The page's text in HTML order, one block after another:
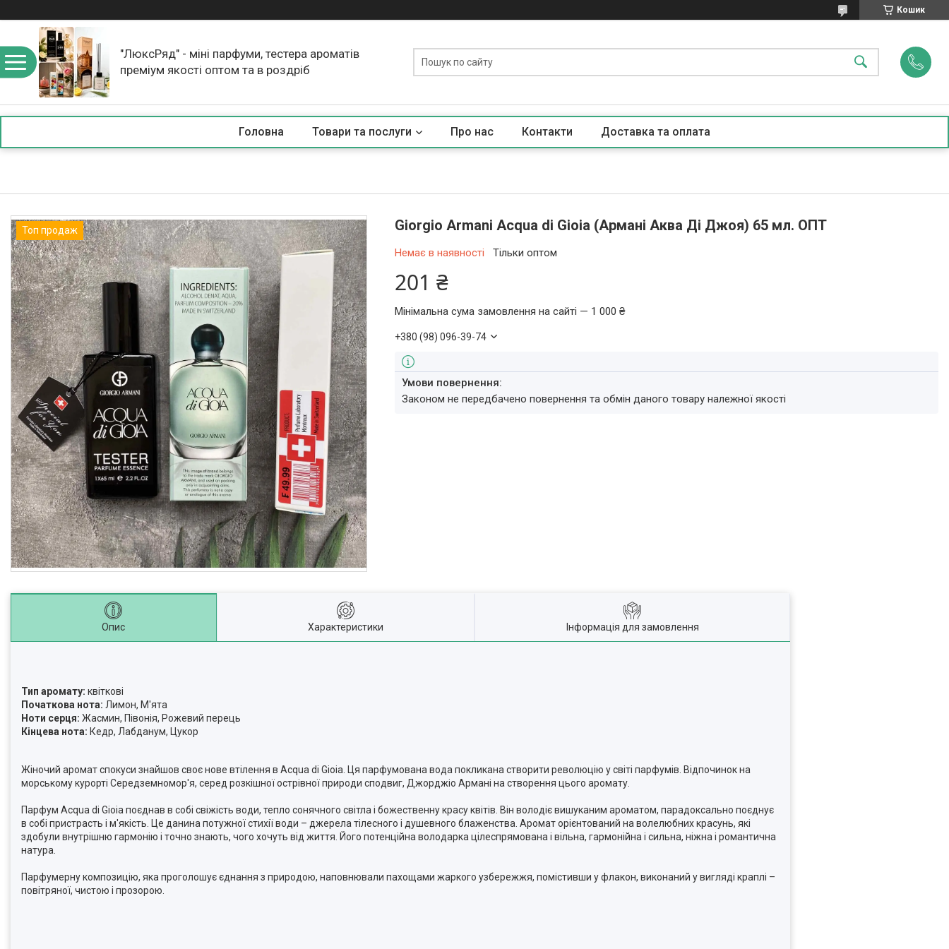
Кошик
"ЛюксРяд" - міні парфуми, тестера ароматів
преміум якості оптом та в роздріб
Головна Товари та послуги Про нас Контакти Доставка та оплата
Топ продаж Giorgio Armani Acqua di Gioia (Армані Аква Ді Джоя) 65 мл. ОПТ
Немає в наявності Тільки оптом
201 ₴
Мінімальна сума замовлення на сайті — 1 000 ₴
+380 (98) 096-39-74
Законом не передбачено повернення та обмін даного товару належної якості
Опис Характеристики Інформація для замовлення
Тип аромату: квіткові
Початкова нота: Лимон, М'ята
Ноти серця: Жасмин, Півонія, Рожевий перець
Кінцева нота: Кедр, Лабданум, Цукор
Жіночий аромат спокуси знайшов своє нове втілення в Acqua di Gioia. Ця парфумована вода покликана створити революцію у світі парфумів. Відпочинок на
морському курорті Середземномор'я, серед розкішної острівної природи сподвиг, Джорджіо Армані на створення цього аромату.
Парфум Acqua di Gioia поєднав в собі свіжість води, тепло сонячного світла і божественну красу квітів. Він володіє вишуканим ароматом, парадоксально поєднує
в собі пристрасть і м'якість. Це данина потужної стихії води – джерела тілесного і душевного блаженства. Аромат орієнтований на волелюбних красунь, які
здобули внутрішню гармонію і точно знають, чого хочуть від життя. Його потенційна володарка цілеспрямована і вільна, гармонійна і сильна, ніжна і романтична
натура.
Парфумерну композицію, яка проголошує єднання з природою, наповнювали пахощами жаркого узбережжя, помістивши у флакон, виконаний у вигляді краплі –
повітряної, чистою і прозорою.